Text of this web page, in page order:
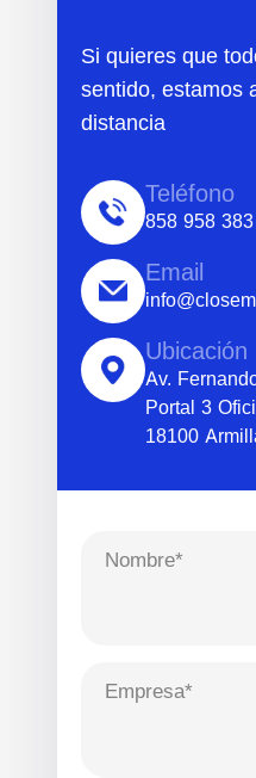
Si quieres que
sentido, estamos
distancia
Teléfono
858 958 383
Email
Ubicación
Av.
Portal 3
18100
Nombre*
Empresa*